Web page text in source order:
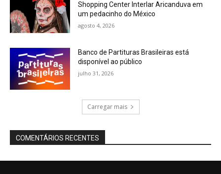
Shopping Center Interlar Aricanduva em
um pedacinho do México
agosto 4, 2026
Banco de Partituras Brasileiras está
disponível ao público
julho 31, 2026
Carregar mais
COMENTÁRIOS RECENTES